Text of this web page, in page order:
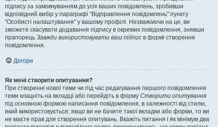
підпису за замовчуванням до усіх ваших повідомлень, зробивши
відповідний вибір у параграфі "Відправлення повідомлень" пункту
"Особисті налаштування" у вашому профілі. Незважаючи на це, ви
зможете скасувати додавання підпису в окремих повідомлення, знявши
прапорець Завжди використовувати ваш підпис в формі створення
повідомлення.
Догори
Як мені створити опитування?
При створенні нової теми чи під час редагування першого повідомлення
теми клацніть на вкладці або перейдіть в форму Створити опитування
під основною формою написання повідомлення, в залежності від стилю,
який використовується; якщо ви не бачите такої вкладки або форми, то ви
не маєте прав для створення опитувань. Вкажіть питання і як мінімум два